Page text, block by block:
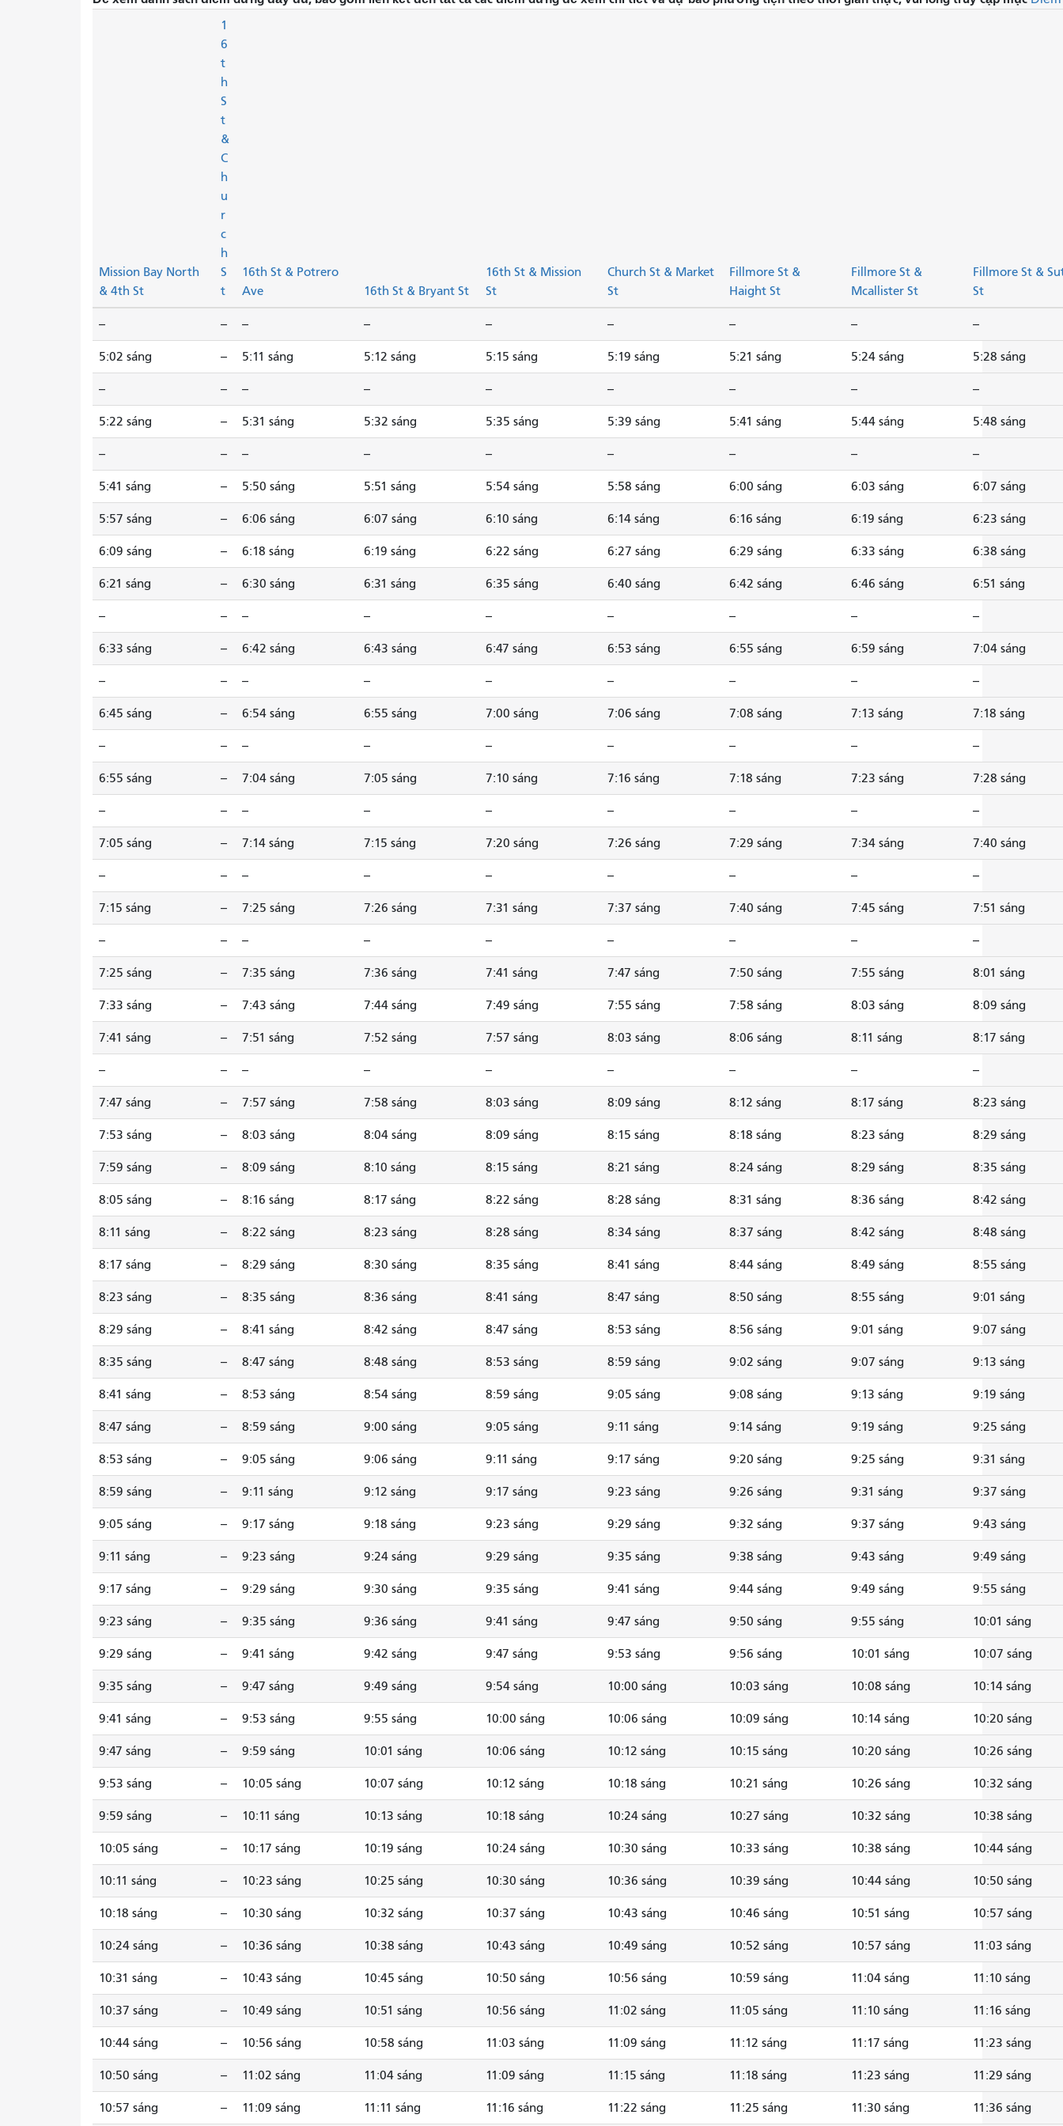
Mission Bay North
& 4th St
1
6
t
h
S
t
&
C
h
u
r
c
h
S
t
16th St & Potrero
Ave
16th St & Bryant St
16th St & Mission
St
Church St & Market
St
Fillmore St &
Haight St
Fillmore St &
Mcallister St
Fillmore St &
St
-- -- -- -- -- -- -- -- --
5:02 sáng -- 5:11 sáng 5:12 sáng 5:15 sáng 5:19 sáng 5:21 sáng 5:24 sáng 5:28 sáng
-- -- -- -- -- -- -- -- --
5:22 sáng -- 5:31 sáng 5:32 sáng 5:35 sáng 5:39 sáng 5:41 sáng 5:44 sáng 5:48 sáng
-- -- -- -- -- -- -- -- --
5:41 sáng -- 5:50 sáng 5:51 sáng 5:54 sáng 5:58 sáng 6:00 sáng 6:03 sáng 6:07 sáng
5:57 sáng -- 6:06 sáng 6:07 sáng 6:10 sáng 6:14 sáng 6:16 sáng 6:19 sáng 6:23 sáng
6:09 sáng -- 6:18 sáng 6:19 sáng 6:22 sáng 6:27 sáng 6:29 sáng 6:33 sáng 6:38 sáng
6:21 sáng -- 6:30 sáng 6:31 sáng 6:35 sáng 6:40 sáng 6:42 sáng 6:46 sáng 6:51 sáng
-- -- -- -- -- -- -- -- --
6:33 sáng -- 6:42 sáng 6:43 sáng 6:47 sáng 6:53 sáng 6:55 sáng 6:59 sáng 7:04 sáng
-- -- -- -- -- -- -- -- --
6:45 sáng -- 6:54 sáng 6:55 sáng 7:00 sáng 7:06 sáng 7:08 sáng 7:13 sáng 7:18 sáng
-- -- -- -- -- -- -- -- --
6:55 sáng -- 7:04 sáng 7:05 sáng 7:10 sáng 7:16 sáng 7:18 sáng 7:23 sáng 7:28 sáng
-- -- -- -- -- -- -- -- --
7:05 sáng -- 7:14 sáng 7:15 sáng 7:20 sáng 7:26 sáng 7:29 sáng 7:34 sáng 7:40 sáng
-- -- -- -- -- -- -- -- --
7:15 sáng -- 7:25 sáng 7:26 sáng 7:31 sáng 7:37 sáng 7:40 sáng 7:45 sáng 7:51 sáng
-- -- -- -- -- -- -- -- --
7:25 sáng -- 7:35 sáng 7:36 sáng 7:41 sáng 7:47 sáng 7:50 sáng 7:55 sáng 8:01 sáng
7:33 sáng -- 7:43 sáng 7:44 sáng 7:49 sáng 7:55 sáng 7:58 sáng 8:03 sáng 8:09 sáng
7:41 sáng -- 7:51 sáng 7:52 sáng 7:57 sáng 8:03 sáng 8:06 sáng 8:11 sáng 8:17 sáng
-- -- -- -- -- -- -- -- --
7:47 sáng -- 7:57 sáng 7:58 sáng 8:03 sáng 8:09 sáng 8:12 sáng 8:17 sáng 8:23 sáng
7:53 sáng -- 8:03 sáng 8:04 sáng 8:09 sáng 8:15 sáng 8:18 sáng 8:23 sáng 8:29 sáng
7:59 sáng -- 8:09 sáng 8:10 sáng 8:15 sáng 8:21 sáng 8:24 sáng 8:29 sáng 8:35 sáng
8:05 sáng -- 8:16 sáng 8:17 sáng 8:22 sáng 8:28 sáng 8:31 sáng 8:36 sáng 8:42 sáng
8:11 sáng -- 8:22 sáng 8:23 sáng 8:28 sáng 8:34 sáng 8:37 sáng 8:42 sáng 8:48 sáng
8:17 sáng -- 8:29 sáng 8:30 sáng 8:35 sáng 8:41 sáng 8:44 sáng 8:49 sáng 8:55 sáng
8:23 sáng -- 8:35 sáng 8:36 sáng 8:41 sáng 8:47 sáng 8:50 sáng 8:55 sáng 9:01 sáng
8:29 sáng -- 8:41 sáng 8:42 sáng 8:47 sáng 8:53 sáng 8:56 sáng 9:01 sáng 9:07 sáng
8:35 sáng -- 8:47 sáng 8:48 sáng 8:53 sáng 8:59 sáng 9:02 sáng 9:07 sáng 9:13 sáng
8:41 sáng -- 8:53 sáng 8:54 sáng 8:59 sáng 9:05 sáng 9:08 sáng 9:13 sáng 9:19 sáng
8:47 sáng -- 8:59 sáng 9:00 sáng 9:05 sáng 9:11 sáng 9:14 sáng 9:19 sáng 9:25 sáng
8:53 sáng -- 9:05 sáng 9:06 sáng 9:11 sáng 9:17 sáng 9:20 sáng 9:25 sáng 9:31 sáng
8:59 sáng -- 9:11 sáng 9:12 sáng 9:17 sáng 9:23 sáng 9:26 sáng 9:31 sáng 9:37 sáng
9:05 sáng -- 9:17 sáng 9:18 sáng 9:23 sáng 9:29 sáng 9:32 sáng 9:37 sáng 9:43 sáng
9:11 sáng -- 9:23 sáng 9:24 sáng 9:29 sáng 9:35 sáng 9:38 sáng 9:43 sáng 9:49 sáng
9:17 sáng -- 9:29 sáng 9:30 sáng 9:35 sáng 9:41 sáng 9:44 sáng 9:49 sáng 9:55 sáng
9:23 sáng -- 9:35 sáng 9:36 sáng 9:41 sáng 9:47 sáng 9:50 sáng 9:55 sáng 10:01 sáng
9:29 sáng -- 9:41 sáng 9:42 sáng 9:47 sáng 9:53 sáng 9:56 sáng 10:01 sáng 10:07 sáng
9:35 sáng -- 9:47 sáng 9:49 sáng 9:54 sáng 10:00 sáng 10:03 sáng 10:08 sáng 10:14 sáng
9:41 sáng -- 9:53 sáng 9:55 sáng 10:00 sáng 10:06 sáng 10:09 sáng 10:14 sáng 10:20 sáng
9:47 sáng -- 9:59 sáng 10:01 sáng 10:06 sáng 10:12 sáng 10:15 sáng 10:20 sáng 10:26 sáng
9:53 sáng -- 10:05 sáng 10:07 sáng 10:12 sáng 10:18 sáng 10:21 sáng 10:26 sáng 10:32 sáng
9:59 sáng -- 10:11 sáng 10:13 sáng 10:18 sáng 10:24 sáng 10:27 sáng 10:32 sáng 10:38 sáng
10:05 sáng -- 10:17 sáng 10:19 sáng 10:24 sáng 10:30 sáng 10:33 sáng 10:38 sáng 10:44 sáng
10:11 sáng -- 10:23 sáng 10:25 sáng 10:30 sáng 10:36 sáng 10:39 sáng 10:44 sáng 10:50 sáng
10:18 sáng -- 10:30 sáng 10:32 sáng 10:37 sáng 10:43 sáng 10:46 sáng 10:51 sáng 10:57 sáng
10:24 sáng -- 10:36 sáng 10:38 sáng 10:43 sáng 10:49 sáng 10:52 sáng 10:57 sáng 11:03 sáng
10:31 sáng -- 10:43 sáng 10:45 sáng 10:50 sáng 10:56 sáng 10:59 sáng 11:04 sáng 11:10 sáng
10:37 sáng -- 10:49 sáng 10:51 sáng 10:56 sáng 11:02 sáng 11:05 sáng 11:10 sáng 11:16 sáng
10:44 sáng -- 10:56 sáng 10:58 sáng 11:03 sáng 11:09 sáng 11:12 sáng 11:17 sáng 11:23 sáng
10:50 sáng -- 11:02 sáng 11:04 sáng 11:09 sáng 11:15 sáng 11:18 sáng 11:23 sáng 11:29 sáng
10:57 sáng -- 11:09 sáng 11:11 sáng 11:16 sáng 11:22 sáng 11:25 sáng 11:30 sáng 11:36 sáng